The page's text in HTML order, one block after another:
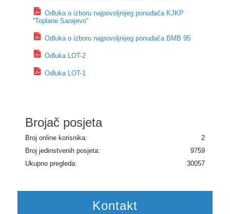
Odluka o izboru najpovoljnijeg ponuđača KJKP
''Toplane Sarajevo''
Odluka o izboru najpovoljnijeg ponuđača BMB 95
Odluka LOT-2
Odluka LOT-1
Brojač posjeta
Broj online korisnika:
2
Broj jedinstvenih posjeta:
9759
Ukupno pregleda:
30057
Kontakt